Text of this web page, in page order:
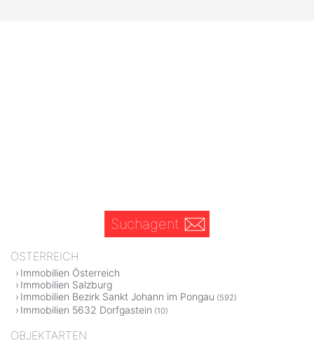
Suchagent
ÖSTERREICH
Immobilien Österreich
Immobilien Salzburg
Immobilien Bezirk Sankt Johann im Pongau (592)
Immobilien 5632 Dorfgastein (10)
OBJEKTARTEN